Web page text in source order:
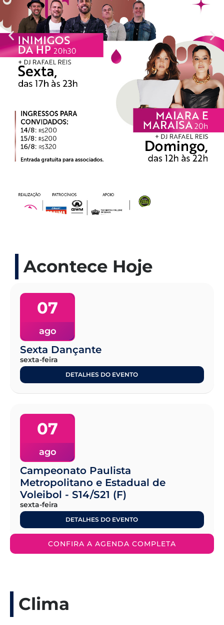
Acontece Hoje
07
ago
Sexta Dançante
sexta-feira
DETALHES DO EVENTO
07
ago
Campeonato Paulista
Metropolitano e Estadual de
Voleibol - S14/S21 (F)
sexta-feira
DETALHES DO EVENTO
CONFIRA A AGENDA COMPLETA
Clima